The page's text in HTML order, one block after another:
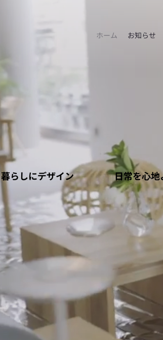
ホーム お知らせ
暮らしにデザイン 日常を心地